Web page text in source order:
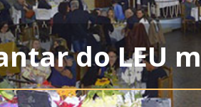
do LEU